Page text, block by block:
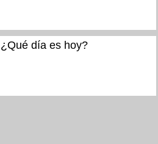
¿Qué día es hoy?